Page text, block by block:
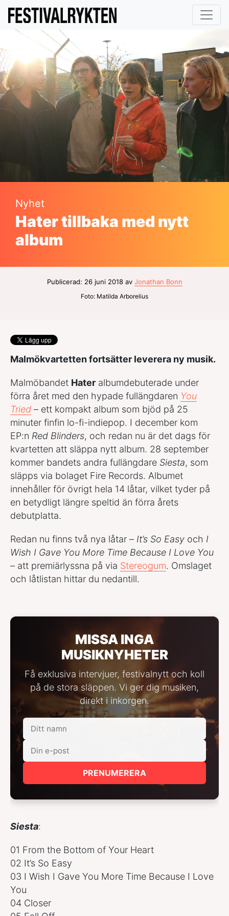
Nyhet
Hater tillbaka med nytt
album
Publicerad: 26 juni 2018 av Jonathan Bonn
Foto: Matilda Arborelius
Malmökvartetten fortsätter leverera ny musik.
Malmöbandet Hater albumdebuterade under
förra året med den hypade fullängdaren You
Tried – ett kompakt album som bjöd på 25
minuter finfin lo-fi-indiepop. I december kom
EP:n Red Blinders, och redan nu är det dags för
kvartetten att släppa nytt album. 28 september
kommer bandets andra fullängdare Siesta, som
släpps via bolaget Fire Records. Albumet
innehåller för övrigt hela 14 låtar, vilket tyder på
en betydligt längre speltid än förra årets
debutplatta.
Redan nu finns två nya låtar – It’s So Easy och I
Wish I Gave You More Time Because I Love You
– att premiärlyssna på via Stereogum. Omslaget
och låtlistan hittar du nedantill.
MISSA INGA
MUSIKNYHETER
Få exklusiva intervjuer, festivalnytt och koll
på de stora släppen. Vi ger dig musiken,
direkt i inkorgen.
PRENUMERERA
Siesta:
01 From the Bottom of Your Heart
02 It’s So Easy
03 I Wish I Gave You More Time Because I Love
You
04 Closer